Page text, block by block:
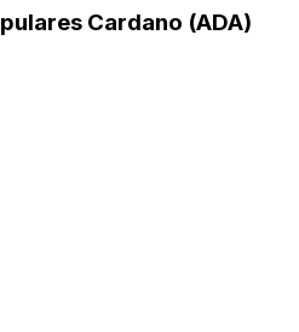
Cardano (ADA)